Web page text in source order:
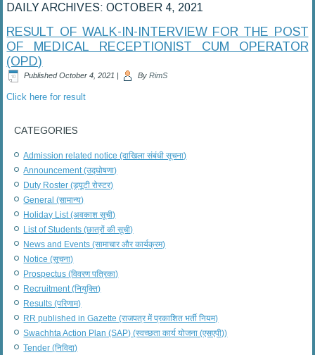
DAILY ARCHIVES:OCTOBER 4, 2021
RESULT OF WALK-IN-INTERVIEW FOR THE POST
OF MEDICAL RECEPTIONIST CUM OPERATOR
(OPD)
Published October 4, 2021 | By RimS
Click here for result
CATEGORIES
Admission related notice (दाखिला संबंधी सूचना)
Announcement (उद्घोषणा)
Duty Roster (ड्यूटी रोस्टर)
General (सामान्य)
Holiday List (अवकाश सूची)
List of Students (छात्रों की सूची)
News and Events (सामाचार और कार्यक्रम)
Notice (सूचना)
Prospectus (विवरण पत्रिका)
Recruitment (नियुक्ति)
Results (परिणाम)
RR published in Gazette (राजपत्र में प्रकाशित भर्ती नियम)
Swachhta Action Plan (SAP) (स्वच्छता कार्य योजना (एसएपी))
Tender (निविदा)